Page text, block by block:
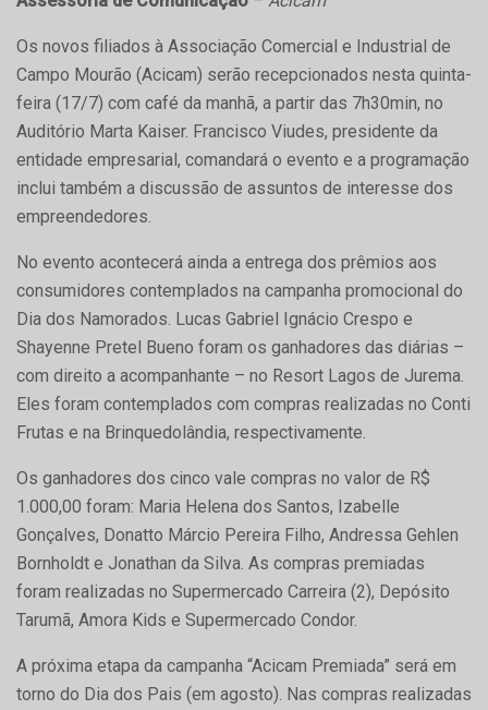
Os novos filiados à Associação Comercial e Industrial de
Campo Mourão (Acicam) serão recepcionados nesta quinta-
feira (17/7) com café da manhã, a partir das 7h30min, no
Auditório Marta Kaiser. Francisco Viudes, presidente da
entidade empresarial, comandará o evento e a programação
inclui também a discussão de assuntos de interesse dos
empreendedores.
No evento acontecerá ainda a entrega dos prêmios aos
consumidores contemplados na campanha promocional do
Dia dos Namorados. Lucas Gabriel Ignácio Crespo e
Shayenne Pretel Bueno foram os ganhadores das diárias –
com direito a acompanhante – no Resort Lagos de Jurema.
Eles foram contemplados com compras realizadas no Conti
Frutas e na Brinquedolândia, respectivamente.
Os ganhadores dos cinco vale compras no valor de R$
1.000,00 foram: Maria Helena dos Santos, Izabelle
Gonçalves, Donatto Márcio Pereira Filho, Andressa Gehlen
Bornholdt e Jonathan da Silva. As compras premiadas
foram realizadas no Supermercado Carreira (2), Depósito
Tarumã, Amora Kids e Supermercado Condor.
A próxima etapa da campanha “Acicam Premiada” será em
torno do Dia dos Pais (em agosto). Nas compras realizadas